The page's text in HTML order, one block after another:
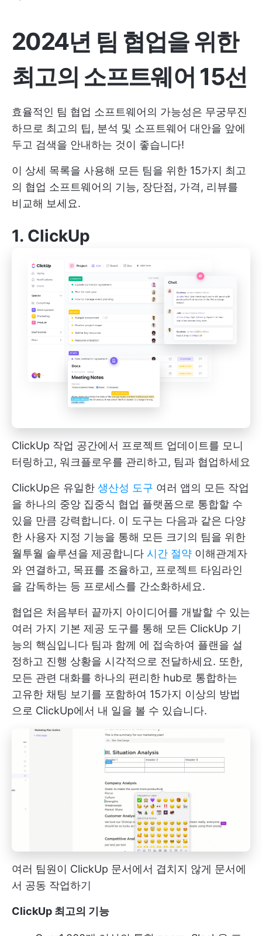
2024년 팀 협업을 위한
최고의 소프트웨어 15선
효율적인 팀 협업 소프트웨어의 가능성은 무궁무진
하므로 최고의 팁, 분석 및 소프트웨어 대안을 앞에
두고 검색을 안내하는 것이 좋습니다!
이 상세 목록을 사용해 모든 팀을 위한 15가지 최고
의 협업 소프트웨어의 기능, 장단점, 가격, 리뷰를
비교해 보세요.
1. ClickUp
ClickUp 작업 공간에서 프로젝트 업데이트를 모니
터링하고, 워크플로우를 관리하고, 팀과 협업하세요
ClickUp은 유일한 생산성 도구 여러 앱의 모든 작업
을 하나의 중앙 집중식 협업 플랫폼으로 통합할 수
있을 만큼 강력합니다. 이 도구는 다음과 같은 다양
한 사용자 지정 기능을 통해 모든 크기의 팀을 위한
월투월 솔루션을 제공합니다 시간 절약 이해관계자
와 연결하고, 목표를 조율하고, 프로젝트 타임라인
을 감독하는 등 프로세스를 간소화하세요.
협업은 처음부터 끝까지 아이디어를 개발할 수 있는
여러 가지 기본 제공 도구를 통해 모든 ClickUp 기
능의 핵심입니다 팀과 함께 에 접속하여 플랜을 설
정하고 진행 상황을 시각적으로 전달하세요. 또한,
모든 관련 대화를 하나의 편리한 hub로 통합하는
고유한 채팅 보기를 포함하여 15가지 이상의 방법
으로 ClickUp에서 내 일을 볼 수 있습니다.
여러 팀원이 ClickUp 문서에서 겹치지 않게 문서에
서 공동 작업하기
ClickUp 최고의 기능